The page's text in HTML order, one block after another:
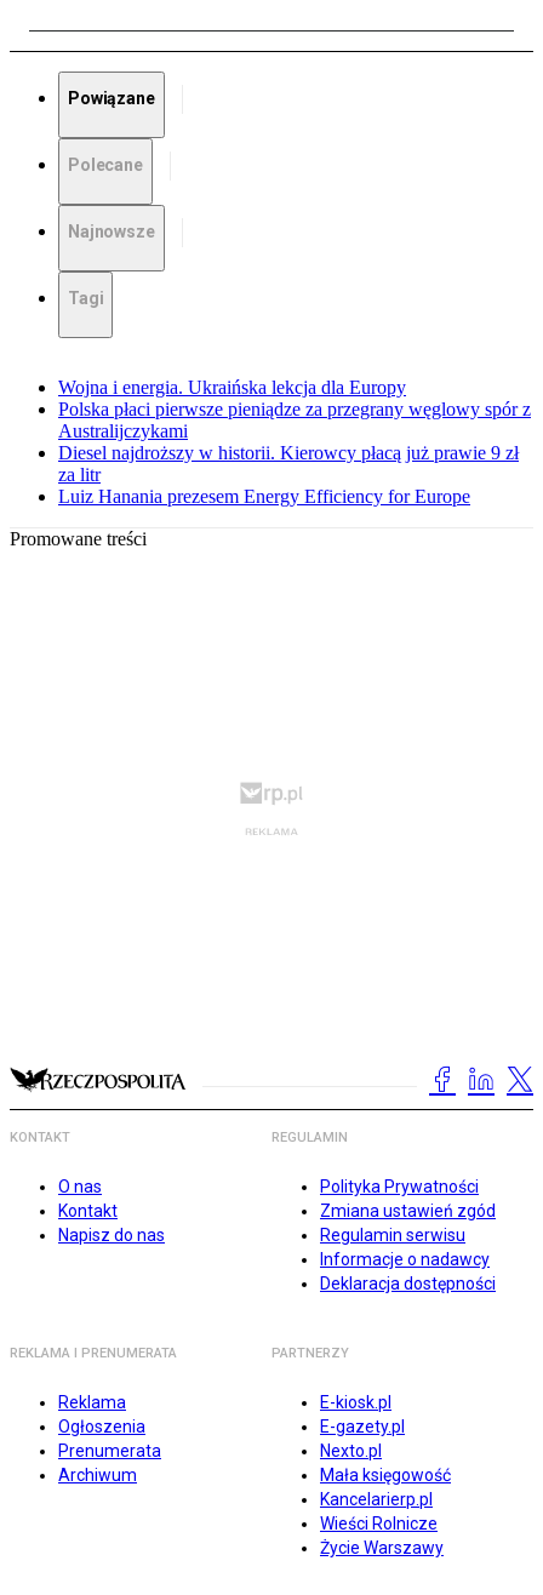
Powiązane
Polecane
Najnowsze
Tagi
Wojna i energia. Ukraińska lekcja dla Europy
Polska płaci pierwsze pieniądze za przegrany węglowy spór z
Australijczykami
Diesel najdroższy w historii. Kierowcy płacą już prawie 9 zł
za litr
Luiz Hanania prezesem Energy Efficiency for Europe
Promowane treści
KONTAKT
O nas
Kontakt
Napisz do nas
REGULAMIN
Polityka Prywatności
Zmiana ustawień zgód
Regulamin serwisu
Informacje o nadawcy
Deklaracja dostępności
REKLAMA I PRENUMERATA
Reklama
Ogłoszenia
Prenumerata
Archiwum
PARTNERZY
E-kiosk.pl
E-gazety.pl
Nexto.pl
Mała księgowość
Kancelarierp.pl
Wieści Rolnicze
Życie Warszawy